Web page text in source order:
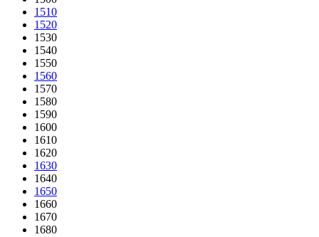
1510
1520
1530
1540
1550
1560
1570
1580
1590
1600
1610
1620
1630
1640
1650
1660
1670
1680